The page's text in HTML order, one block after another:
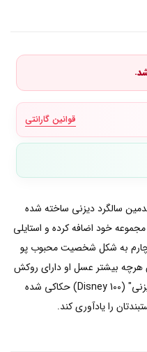
قوانین گارانتی
سالگرد دیزنی ساخته شده
خود اضافه کرده و استایلی
چارم به شکل شخصیت محبوب پو
بیشتر عسل او دارای روکش
طلا 14 عیار است.پشت سر او پیام "100 دیزنی" (Disney 100) حکاکی شده
را یادآوری کند.